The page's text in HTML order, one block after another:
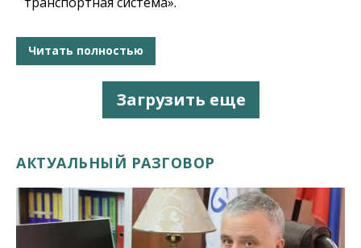
Читать полностью
Загрузить еще
АКТУАЛЬНЫЙ РАЗГОВОР